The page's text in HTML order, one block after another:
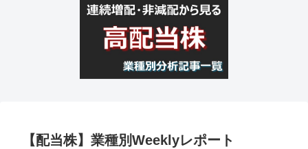
【配当株】業種別Weeklyレポート